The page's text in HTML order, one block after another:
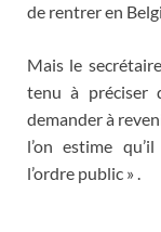
de rentrer en
Mais le
tenu à préciser
demander à
l’on estime
l’ordre public » .